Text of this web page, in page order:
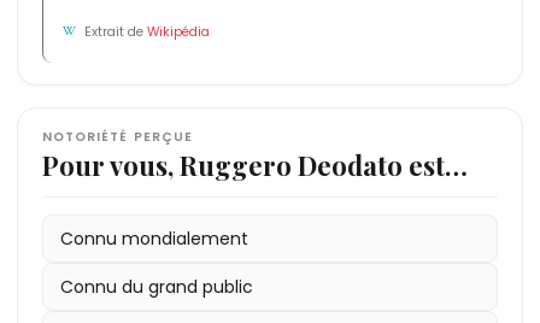
Extrait deWikipédia
NOTORIÉTÉ PERÇUE
Pour vous, Ruggero Deodato est…
Connu mondialement
Connu du grand public